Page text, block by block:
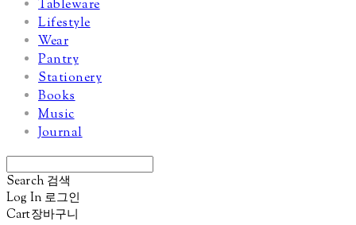
Tableware
Lifestyle
Wear
Pantry
Stationery
Books
Music
Journal
Search 검색
Log In 로그인
Cart장바구니